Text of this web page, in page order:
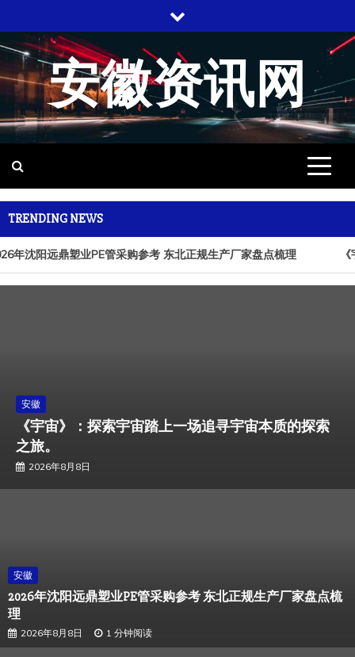
至
内
容
安徽资讯网
TRENDING NEWS
年沈阳远鼎塑业PE管采购参考 东北正规生产厂家盘点梳理
安徽
《宇宙》：探索宇宙踏上一场追寻宇宙本质的探索
之旅。
2026年8月8日
安徽
2026年沈阳远鼎塑业PE管采购参考 东北正规生产厂家盘点梳
理
2026年8月8日 1 分钟阅读